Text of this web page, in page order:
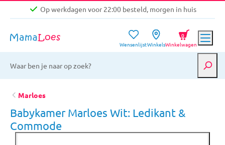
Op werkdagen voor 22:00 besteld, morgen in huis
Gratis verzending vanaf €39,-
Op werkdagen voor 22:00 besteld, morgen in huis
WensenlijstWinkelsWinkelwagen
0
Marloes
Babykamer Marloes Wit: Ledikant &
Commode